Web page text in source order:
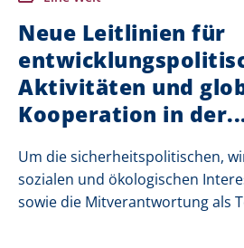
Neue Leitlinien für
Aktivitäten und
Kooperation in
Um die sicherheitspolitischen,
sozialen und ökologischen
sowie die Mitverantwortung als